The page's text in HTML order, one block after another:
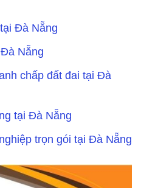
Đà Nẵng
Nẵng
chấp đất đai tại Đà
tại Đà Nẵng
trọn gói tại Đà Nẵng